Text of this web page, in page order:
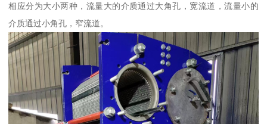
相应分为大小两种，流量大的介质通过大角孔，宽流道，流量小的
介质通过小角孔，窄流道。